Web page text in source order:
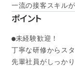
一流の接客スキル
ポイント
●未経験歓迎！
丁寧な研修からス
先輩社員がしっか